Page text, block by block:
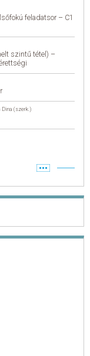
feladatsor – C1
szintű tétel) –
Dina (szerk.)